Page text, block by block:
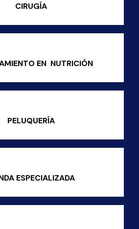
CIRUGÍA
EN NUTRICIÓN
PELUQUERÍA
ESPECIALIZADA